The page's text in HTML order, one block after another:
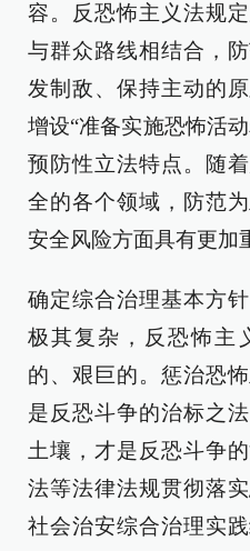
容。反恐怖主义法规
与群众路线相结合，
发制敌、保持主动的
增设“准备实施恐怖活
预防性立法特点。随
全的各个领域，防范
安全风险方面具有更加
确定综合治理基本方
极其复杂，反恐怖主
的、艰巨的。惩治恐
是反恐斗争的治标之
土壤，才是反恐斗争
法等法律法规贯彻落
社会治安综合治理实